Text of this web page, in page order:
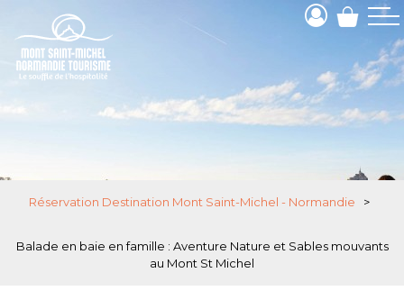
Réservation Destination Mont Saint-Michel - Normandie >
Balade en baie en famille : Aventure Nature et Sables mouvants
au Mont St Michel